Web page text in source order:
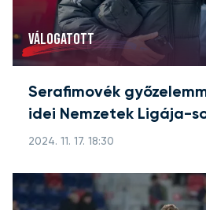
VÁLOGATOTT
Serafimovék
idei Nemzetek Ligája-
2024. 11. 17. 18:30